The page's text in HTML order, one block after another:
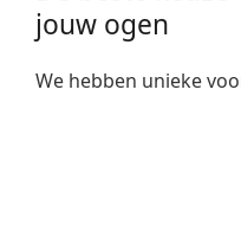
jouw ogen
We hebben unieke